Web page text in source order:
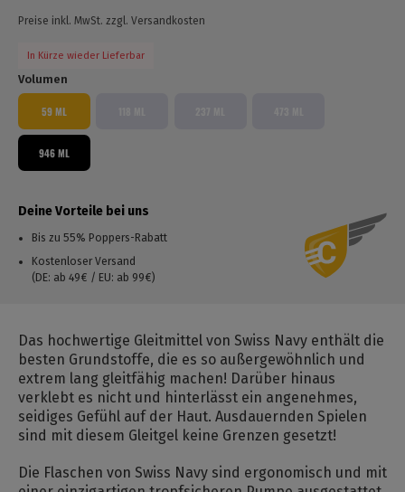
Preise inkl. MwSt. zzgl. Versandkosten
In Kürze wieder Lieferbar
Volumen
59 ML
946 ML
Deine Vorteile bei uns
Bis zu 55% Poppers-Rabatt
Kostenloser Versand
(DE: ab 49€ / EU: ab 99€)
Das hochwertige Gleitmittel von Swiss Navy enthält die
besten Grundstoffe, die es so außergewöhnlich und
extrem lang gleitfähig machen! Darüber hinaus
verklebt es nicht und hinterlässt ein angenehmes,
seidiges Gefühl auf der Haut. Ausdauernden Spielen
sind mit diesem Gleitgel keine Grenzen gesetzt!
Die Flaschen von Swiss Navy sind ergonomisch und mit